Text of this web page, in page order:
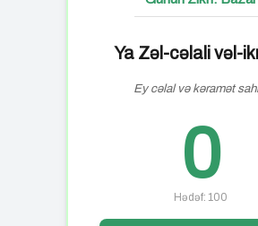
Ya Zəl-cəlali vəl-
Ey cəlal və kəramət
0
Hədəf: 100